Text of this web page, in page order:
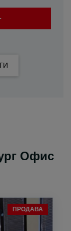
Офис
ПРОДАВА